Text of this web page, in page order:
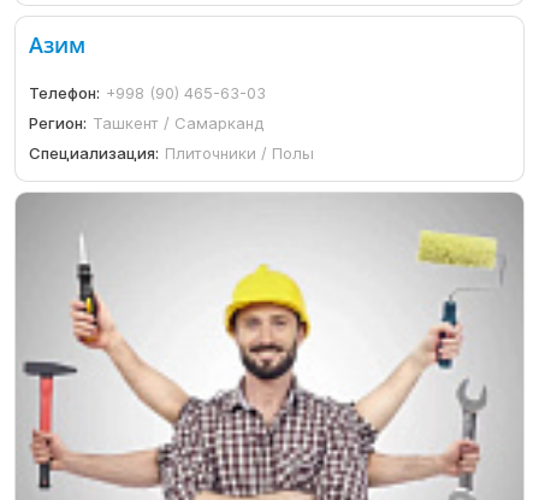
Азим
Телефон: +998 (90) 465-63-03
Регион: Ташкент / Самарканд
Специализация: Плиточники / Полы